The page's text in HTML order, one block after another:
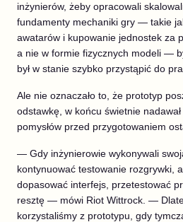
inżynierów, żeby opracowali
fundamenty mechaniki gry — takie
awatarów i kupowanie jednostek za
a nie w formie fizycznych modeli —
był w stanie szybko przystąpić do
Ale nie oznaczało to, że prototyp
odstawkę, w końcu świetnie
pomysłów przed przygotowaniem
— Gdy inżynierowie wykonywali
kontynuować testowanie rozgrywki,
dopasować interfejs, przetestować
resztę — mówi Riot Wittrock. —
korzystaliśmy z prototypu, gdy